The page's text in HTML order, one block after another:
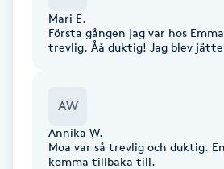
Fransk manikyr
Frekvensterapi
Friskvård
Mari E.
Första gången jag var hos
trevlig. Åå duktig! Jag blev
AW
Annika W.
Moa var så trevlig och duktig.
komma tillbaka till.